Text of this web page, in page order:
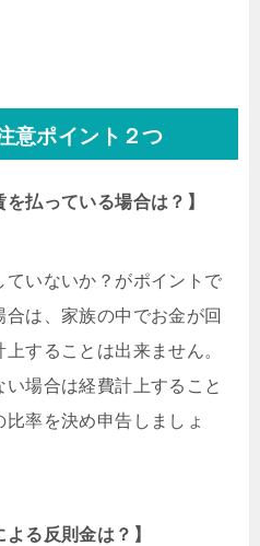
意ポイント２つ
払っている場合は？】
いないか？がポイントで
は、家族の中でお金が回
することは出来ません。
場合は経費計上すること
率を決め申告しましょ
る反則金は？】